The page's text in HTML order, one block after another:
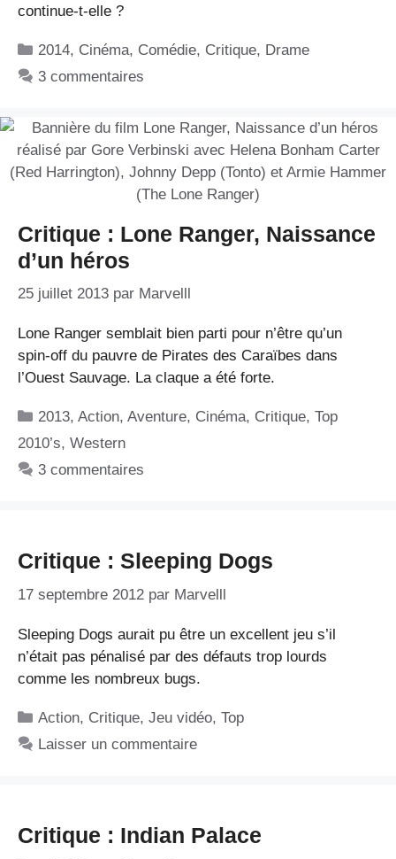
continue-t-elle ?
Catégories
2014, Cinéma, Comédie, Critique, Drame
3 commentaires
Critique : Lone Ranger, Naissance
d’un héros
25 juillet 2013 par Marvelll
Lone Ranger semblait bien parti pour n’être qu’un
spin-off du pauvre de Pirates des Caraïbes dans
l’Ouest Sauvage. La claque a été forte.
Catégories
2013,Action,Aventure, Cinéma, Critique,Top
2010’s, Western
3 commentaires
Critique : Sleeping Dogs
17 septembre 2012 par Marvelll
Sleeping Dogs aurait pu être un excellent jeu s’il
n’était pas pénalisé par des défauts trop lourds
comme les nombreux bugs.
Catégories
Action, Critique,Jeu vidéo,Top
Laisser un commentaire
Critique : Indian Palace